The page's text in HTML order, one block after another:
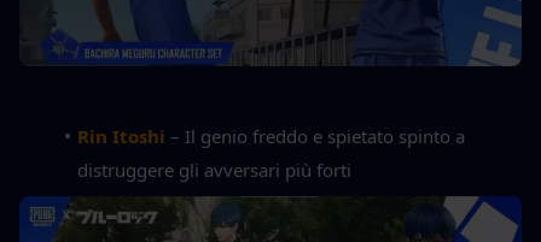
Rin Itoshi – Il genio freddo e spietato spinto a
distruggere gli avversari più forti